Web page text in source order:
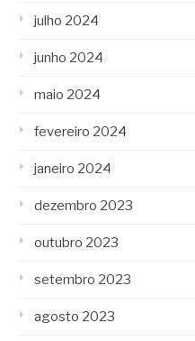
julho 2024
junho 2024
maio 2024
fevereiro 2024
janeiro 2024
dezembro 2023
outubro 2023
setembro 2023
agosto 2023